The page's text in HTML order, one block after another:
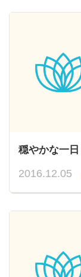
穏やかな一日
2016.12.05